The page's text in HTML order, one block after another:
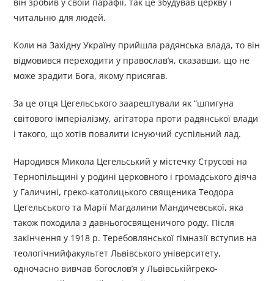
читальню для людей.
Коли на Західну Україну прийшла радянська влада, то він
відмовився переходити у православ’я, сказавши, що не
може зрадити Бога, якому присягав.
За це отця Цегельського заарештували як “шпигуна
світового імперіалізму, агітатора проти радянської влади
і такого, що хотів повалити існуючий суспільний лад.
Народився Микола Цегельський у містечку Струсові на
Тернопільщині у родині церковного і громадського діяча
у Галичині, греко-католицького священика Теодора
Цегельського та Марії Магдалини Мандичевської, яка
також походила з давньогосвященичого роду. Після
закінчення у 1918 р. Теребовлянської гімназії вступив на
теологічнийфакультет Львівського університету,
одночасно вивчав богослов’я у Львівськійгреко-